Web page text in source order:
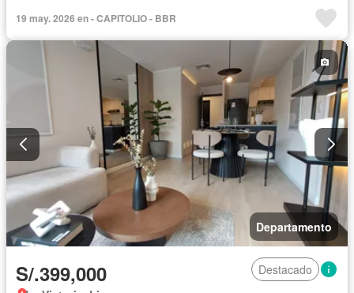
Gas natural
Patio Seguridad
Vista panorámica
19 may. 2026 en - CAPITOLIO - BBR
Departamento
S/.399,000
Destacado